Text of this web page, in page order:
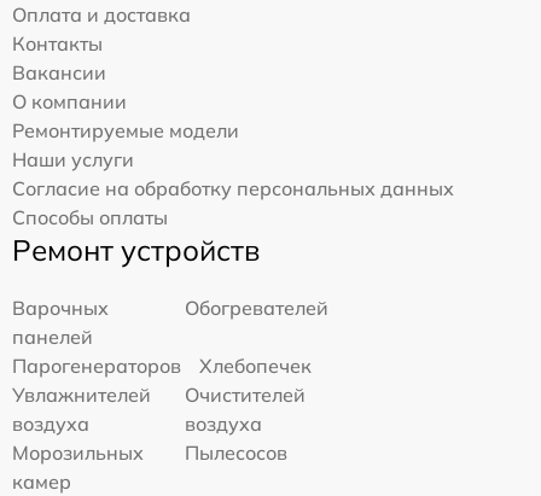
Оплата и доставка
Контакты
Вакансии
О компании
Ремонтируемые модели
Наши услуги
Согласие на обработку персональных данных
Способы оплаты
Ремонт устройств
Варочных
панелей
Обогревателей
Парогенераторов
Хлебопечек
Увлажнителей
воздуха
Очистителей
воздуха
Морозильных
камер
Пылесосов